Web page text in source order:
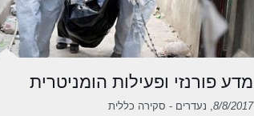
מדע פורנזי ופעילות הומניטרית
8/8/2017, נעדרים - סקירה כללית